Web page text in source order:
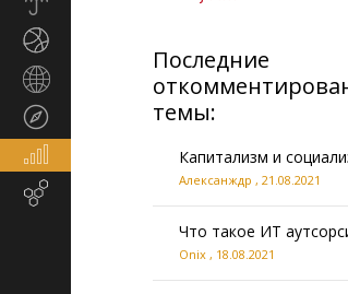
Последние
темы:
Капитализм и
Алексанждр , 21.08.2021
Что такое ИТ
Onix , 18.08.2021